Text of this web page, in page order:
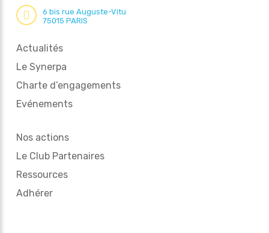
6 bis rue Auguste-Vitu
75015 PARIS
Actualités
Le Synerpa
Charte d’engagements
Evénements
Nos actions
Le Club Partenaires
Ressources
Adhérer